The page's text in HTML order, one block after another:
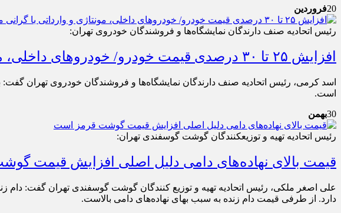
20فروردین
رئیس اتحادیه صنف دارندگان نمایشگاه‌ها و فروشندگان خودروی تهران:
افزایش ۲۵ تا ۳۰ درصدی قیمت خودرو/ خودروهای داخلی، مونتاژی و وارداتی با گرانی مواجه شده اند
است.
30بهمن
رئیس اتحادیه تهیه و توزیع‎کنندگان گوشت گوسفندی‌ تهران:
قیمت بالای نهاده‌های دامی دلیل اصلی افزایش قیمت
علی اصغر ملکی، رئیس اتحادیه تهیه و توزیع کنندگان گوشت گوسفندی‌ تهران گفت:
دارد. از طرفی قیمت دام زنده به سبب بهای نهاده‌های دامی بالاست.